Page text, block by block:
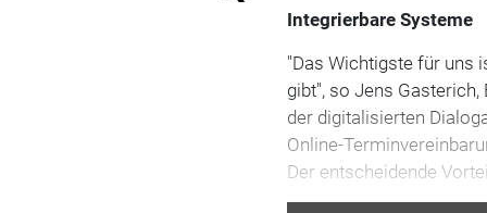
Integrierbare Systeme
"Das Wichtigste für uns
gibt", so Jens
der digitalisierten
Online-
Der entscheidende